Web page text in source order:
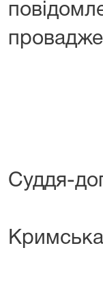
Суддя-
Кримська